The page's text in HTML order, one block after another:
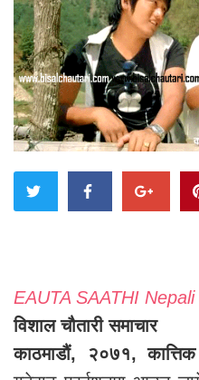
EAUTA SAATHI
विशाल चौतारी समाचार
काठमाडौं, २०७१,